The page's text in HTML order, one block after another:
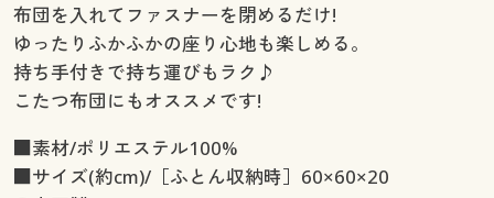
布団を入れてファスナーを閉めるだけ!
ゆったりふかふかの座り心地も楽しめる。
持ち手付きで持ち運びもラク♪
こたつ布団にもオススメです!
■素材/ポリエステル100%
■サイズ(約cm)/［ふとん収納時］60×60×20